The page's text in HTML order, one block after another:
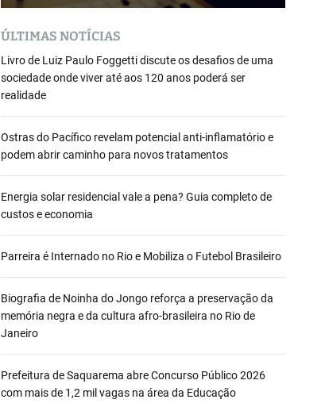
ÚLTIMAS NOTÍCIAS
Livro de Luiz Paulo Foggetti discute os desafios de uma
sociedade onde viver até aos 120 anos poderá ser
realidade
Ostras do Pacífico revelam potencial anti-inflamatório e
podem abrir caminho para novos tratamentos
Energia solar residencial vale a pena? Guia completo de
custos e economia
Parreira é Internado no Rio e Mobiliza o Futebol Brasileiro
Biografia de Noinha do Jongo reforça a preservação da
memória negra e da cultura afro-brasileira no Rio de
Janeiro
Prefeitura de Saquarema abre Concurso Público 2026
com mais de 1,2 mil vagas na área da Educação